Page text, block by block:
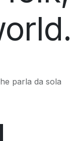
parla da sola